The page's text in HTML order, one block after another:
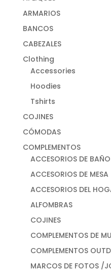
ARMARIOS
BANCOS
CABEZALES
Clothing
Accessories
Hoodies
Tshirts
COJINES
CÓMODAS
COMPLEMENTOS
ACCESORIOS DE BAÑO
ACCESORIOS DE MESA
ACCESORIOS DEL
ALFOMBRAS
COJINES
COMPLEMENTOS DE
COMPLEMENTOS
MARCOS DE FOTOS /